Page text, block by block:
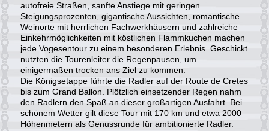
autofreie Straßen, sanfte Anstiege mit geringen
Steigungsprozenten, gigantische Aussichten, romantische
Weinorte mit herrlichen Fachwerkhäusern und zahlreiche
Einkehrmöglichkeiten mit köstlichen Flammkuchen machen
jede Vogesentour zu einem besonderen Erlebnis. Geschickt
nutzten die Tourenleiter die Regenpausen, um
einigermaßen trocken ans Ziel zu kommen.
Die Königsetappe führte die Radler auf der Route de Cretes
bis zum Grand Ballon. Plötzlich einsetzender Regen nahm
den Radlern den Spaß an dieser großartigen Ausfahrt. Bei
schönem Wetter gilt diese Tour mit 170 km und etwa 2000
Höhenmetern als Genussrunde für ambitionierte Radler.